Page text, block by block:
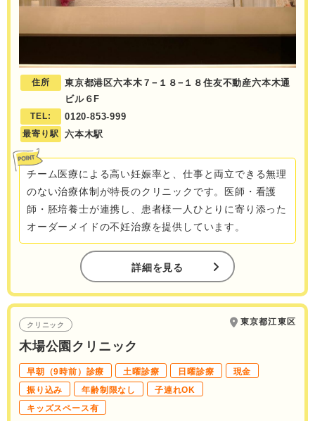
住所
東京都港区六本木７−１８−１８住友不動産六本木通
ビル６F
TEL: 0120-853-999
最寄り駅 六本木駅
チーム医療による高い妊娠率と、仕事と両立できる無理
のない治療体制が特長のクリニックです。医師・看護
師・胚培養士が連携し、患者様一人ひとりに寄り添った
オーダーメイドの不妊治療を提供しています。
詳細を見る
クリニック 東京都江東区
木場公園クリニック
早朝（9時前）診療 土曜診療 日曜診療
現金
振り込み
年齢制限なし
子連れOK
キッズスペース有